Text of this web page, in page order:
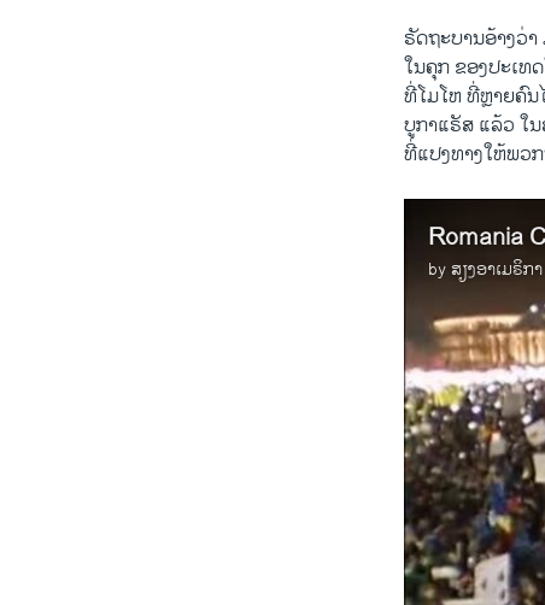
ຣັດຖະບານອ້າງວ່
ໃນຄຸກ ຂອງປະເທ
ທີ່ໂມໂຫ ທີ່ຫຼາຍຄົ
ບູກາແຣັສ ແລ້ວ ໃ
ທີ່ແປງທາງໃຫ້ພວ
Romania
by ສຽງອາເມຣິກ